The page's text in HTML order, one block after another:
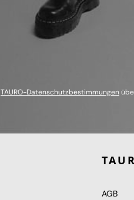
TAURO-Datenschutzbestimmungen
AGB